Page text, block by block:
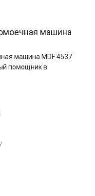
машина
машина MDF 4537
помощник в